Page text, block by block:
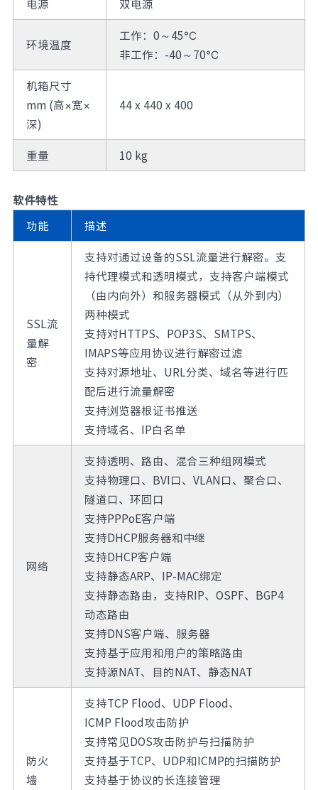
电源
双电源
环境温度
工作：0～45℃
非工作：-40～70℃
机箱尺寸
mm (高×宽×
深)
44 x 440 x 400
重量 10 kg
软件特性
功能
描述
SSL流
量解
密
支持对通过设备的SSL流量进行解密。支
持代理模式和透明模式，支持客户端模式
（由内向外）和服务器模式（从外到内）
两种模式
支持对HTTPS、POP3S、SMTPS、
IMAPS等应用协议进行解密过滤
支持对源地址、URL分类、域名等进行匹
配后进行流量解密
支持浏览器根证书推送
支持域名、IP白名单
网络
支持透明、路由、混合三种组网模式
支持物理口、BVI口、VLAN口、聚合口、
隧道口、环回口
支持PPPoE客户端
支持DHCP服务器和中继
支持DHCP客户端
支持静态ARP、IP-MAC绑定
支持静态路由，支持RIP、OSPF、BGP4
动态路由
支持DNS客户端、服务器
支持基于应用和用户的策略路由
支持源NAT、目的NAT、静态NAT
防火
墙
支持TCP Flood、UDP Flood、
ICMP Flood攻击防护
支持常见DOS攻击防护与扫描防护
支持基于TCP、UDP和ICMP的扫描防护
支持基于协议的长连接管理